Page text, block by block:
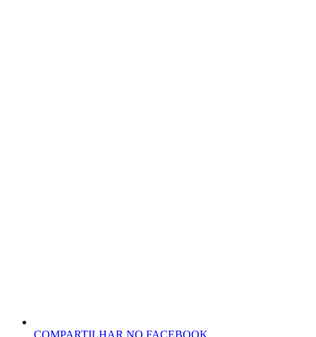
COMPARTILHAR NO FACEBOOK